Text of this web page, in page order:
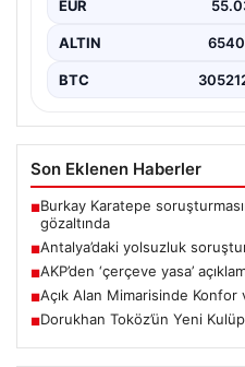
EUR
ALTIN
BTC
Son Eklenen Haberler
■Burkay Karatepe
gözaltında
■Antalya’daki yolsuzluk
■AKP’den ‘çerçeve yasa’
■Açık Alan Mimarisinde
■Dorukhan Toköz’ün Yeni